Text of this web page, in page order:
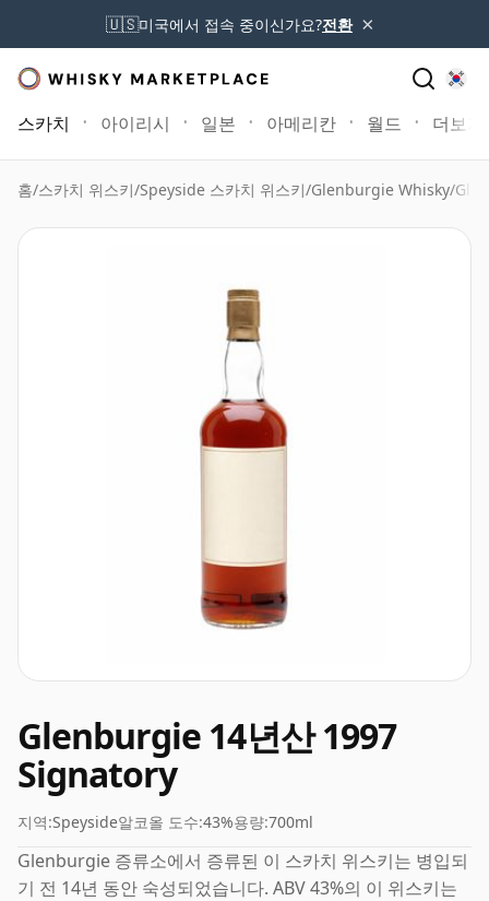
🇺🇸미국에서 접속 중이신가요?전환 ×
스카치 아이리시 일본 아메리칸 월드 더보기
홈/스카치 위스키/Speyside 스카치 위스키/Glenburgie Whisky/
Glenburgie 14년산 1997
Signatory
지역:Speyside알코올 도수:43%용량:700ml
Glenburgie 증류소에서 증류된 이 스카치 위스키는 병입되
기 전 14년 동안 숙성되었습니다. ABV 43%의 이 위스키는